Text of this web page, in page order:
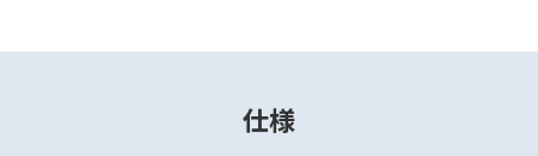
仕様